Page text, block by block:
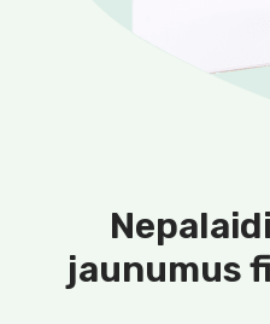
jaunumus